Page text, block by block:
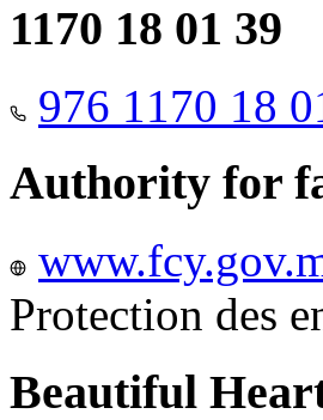
1170 18 01 39
976 1170 18
Authority for
Protection des
Beautiful